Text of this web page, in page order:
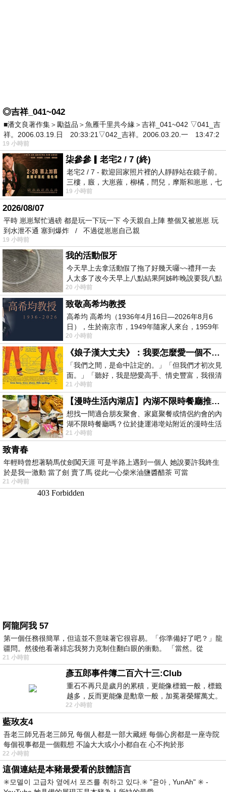
◎吉祥_041~042
■潘文良著作集＞勵益品＞魚雁千里共今緣＞吉祥_041~042 ▽041_吉
祥。2006.03.19.日 20:33:21▽042_吉祥。2006.03.20.一 13:47:2
19 小時前
柒參參▎老宅2 / 7 (終)
老宅2 / 7 - 歡迎回家照片裡的人靜靜站在鏡子前。
三樓，廄，大崽蕥，柳橘，閆兒，摩斯和崽崽，七
個人整整齊齊地站在鏡框之外，如同
19 小時前
2026/08/07
平時 崽崽幫忙過磅 都是玩一下玩一下 今天親自上陣 整個又被崽崽 玩
到水泄不通 塞到爆炸 / 不過從崽崽自己親
19 小時前
我的活動假牙
今天早上去拿活動假了拖了好幾天囉~~禮拜一去
人太多了改今天早上八點結果阿姊昨晚說要我八點
去西螺農會~回到莿桐都8點半多了
20 小時前
致敬高希均教授
高希均 高希均（1936年4月16日—2026年8月6
日），生於南京市，1949年隨家人來台，1959年
赴美深造並取得經濟發展博士學位。曾任
20 小時前
《娘子漢大丈夫》：我要怎麼愛一個不存在的人？
「我們之間，是命中註定的。」「但我們才初次見
面。」「聽好，我是戀愛高手、情史豐富，我很清
楚這種感覺，你我之間的那種感覺，現
21 小時前
【漫時生活內湖店】內湖不限時餐廳推薦｜捷運港墘站美食，聚餐、約會、家庭聚會首選，正餐甜點一次滿足
想找一間適合朋友聚會、家庭聚餐或情侶約會的內
湖不限時餐廳嗎？位於捷運港墘站附近的漫時生活
內湖店，從捷運站步行約4分鐘即可抵
21 小時前
致青春
年輕時曾想著騎馬仗劍闖天涯 可是半路上遇到一個人 她說要許我終生
於是我一激動 當了劍 賣了馬 從此一心柴米油鹽醬醋茶 可當
21 小時前
阿龍阿我 57
第一個任務很簡單，但這並不意味著它很容易。「你準備好了吧？」龍
疆問。然後他看著緋忘我努力克制住翻白眼的衝動。 「當然。從
21 小時前
彥五郎事件簿二百六十三:Club
重石不再只是歲月的累積，更能像標籤一般，標籤
越多，反而更能像是勳章一般，加冕著榮耀萬丈。
習慣一如縱容，成了再難輕輕放下的罪證
22 小時前
藍玫友4
吾老三師兄吾老三師兄 每個人都是一部大藏經 每個心房都是一座寺院
每個視事都是一個觀想 不論大大或小小都自在 心不拘於形
22 小時前
這個連結是本豬最愛看的肢體語言
✳️모델이 고급차 옆에서 포즈를 취하고 있다.✳️ "윤아 , YunAh" ✳️ -